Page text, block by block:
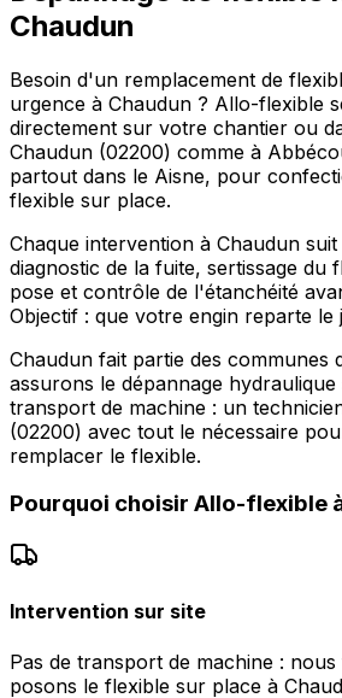
Chaudun
Besoin d'un remplacement de
urgence à Chaudun ? Allo-flexible
directement sur votre chantier ou
Chaudun (02200) comme à
partout dans le Aisne, pour
flexible sur place.
Chaque intervention à Chaudun
diagnostic de la fuite, sertissage du
pose et contrôle de l'étanchéité
Objectif : que votre engin reparte le
Chaudun fait partie des communes
assurons le dépannage hydraulique
transport de machine : un
(02200) avec tout le nécessaire
remplacer le flexible.
Pourquoi choisir Allo-flexible
Intervention sur site
Pas de transport de machine :
posons le flexible sur place à